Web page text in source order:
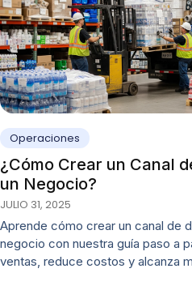
Operaciones
¿Cómo Crear un Canal
un Negocio?
JULIO 31, 2025
Aprende cómo crear un canal de
negocio con nuestra guía paso a
ventas, reduce costos y alcanza